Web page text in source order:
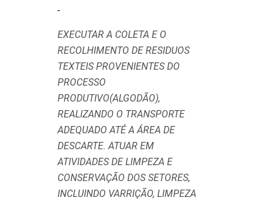
EXECUTAR A COLETA E O
RECOLHIMENTO DE RESIDUOS
TEXTEIS PROVENIENTES DO
PROCESSO
PRODUTIVO(ALGODÃO),
REALIZANDO O TRANSPORTE
ADEQUADO ATÉ A ÁREA DE
DESCARTE. ATUAR EM
ATIVIDADES DE LIMPEZA E
CONSERVAÇÃO DOS SETORES,
INCLUINDO VARRIÇÃO, LIMPEZA